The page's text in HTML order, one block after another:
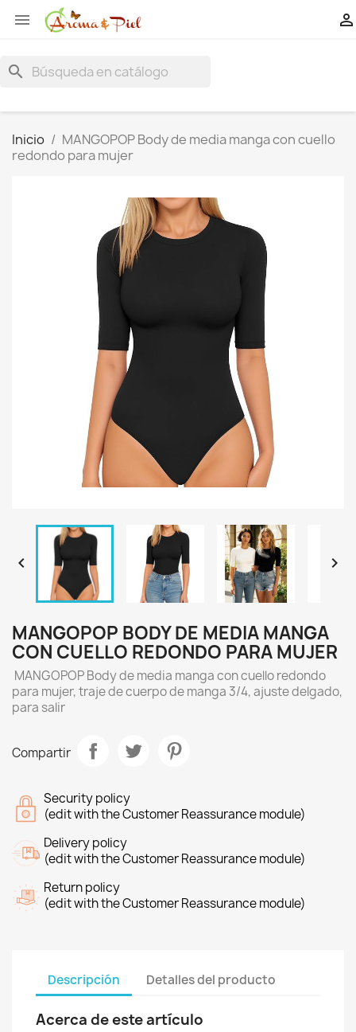
 
search
Inicio
MANGOPOP Body de media manga con cuello
redondo para mujer
 
MANGOPOP BODY DE MEDIA MANGA
CON CUELLO REDONDO PARA MUJER
MANGOPOP Body de media manga con cuello redondo
para mujer, traje de cuerpo de manga 3/4, ajuste delgado,
para salir
Compartir
Security policy
(edit with the Customer Reassurance module)
Delivery policy
(edit with the Customer Reassurance module)
Return policy
(edit with the Customer Reassurance module)
Descripción Detalles del producto
Acerca de este artículo